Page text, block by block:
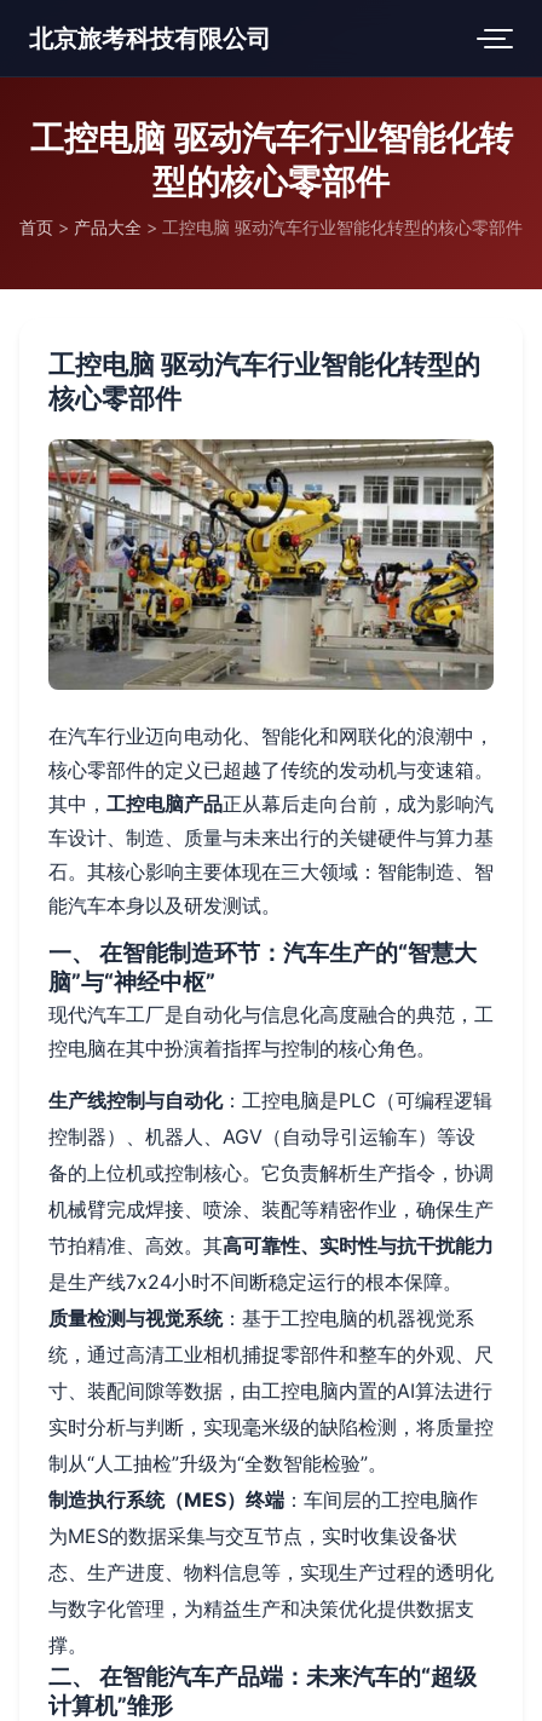
北京旅考科技有限公司
工控电脑 驱动汽车行业智能化转
型的核心零部件
首页 > 产品大全 > 工控电脑 驱动汽车行业智能化转型的核心零部件
工控电脑 驱动汽车行业智能化转型的
核心零部件
在汽车行业迈向电动化、智能化和网联化的浪潮中，
核心零部件的定义已超越了传统的发动机与变速箱。
其中， 工控电脑产品正从幕后走向台前，成为影响汽
车设计、制造、质量与未来出行的关键硬件与算力基
石。其核心影响主要体现在三大领域：智能制造、智
能汽车本身以及研发测试。
一、 在智能制造环节：汽车生产的“智慧大
脑”与“神经中枢”
现代汽车工厂是自动化与信息化高度融合的典范，工
控电脑在其中扮演着指挥与控制的核心角色。
生产线控制与自动化：工控电脑是PLC（可编程逻辑
控制器）、机器人、AGV（自动导引运输车）等设
备的上位机或控制核心。它负责解析生产指令，协调
机械臂完成焊接、喷涂、装配等精密作业，确保生产
节拍精准、高效。其高可靠性、实时性与抗干扰能力
是生产线7x24小时不间断稳定运行的根本保障。
质量检测与视觉系统：基于工控电脑的机器视觉系
统，通过高清工业相机捕捉零部件和整车的外观、尺
寸、装配间隙等数据，由工控电脑内置的AI算法进行
实时分析与判断，实现毫米级的缺陷检测，将质量控
制从“人工抽检”升级为“全数智能检验”。
制造执行系统（MES）终端 ：车间层的工控电脑作
为MES的数据采集与交互节点，实时收集设备状
态、生产进度、物料信息等，实现生产过程的透明化
与数字化管理，为精益生产和决策优化提供数据支
撑。
二、 在智能汽车产品端：未来汽车的“超级
计算机”雏形